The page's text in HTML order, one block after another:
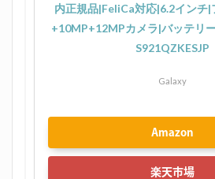
内正規品|FeliCa対応|6.2インチ
+10MP+12MPカメラ|バッテリ
S921QZKESJP
Galaxy
Amazon
楽天市場